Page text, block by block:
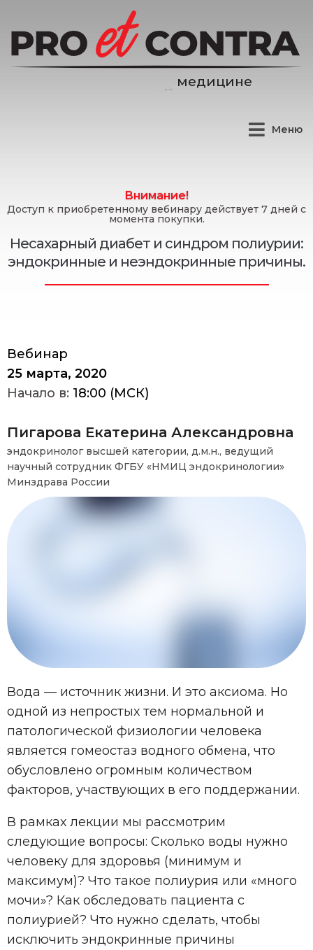
и не
Меню
Внимание!
Доступ к приобретенному вебинару действует 7 дней с
момента покупки.
Несахарный диабет и синдром полиурии:
эндокринные и неэндокринные причины.
Вебинар
25 марта, 2020
Начало в: 18:00 (МСК)
Пигарова Екатерина​ Александровна
эндокринолог высшей категории, д.м.н., ведущий
научный сотрудник ФГБУ «НМИЦ эндокринологии»
Минздрава России
Вода — источник жизни. И это аксиома. Но
одной из непростых тем нормальной и
патологической физиологии человека
является гомеостаз водного обмена, что
обусловлено огромным количеством
факторов, участвующих в его поддержании.
В рамках лекции мы рассмотрим
следующие вопросы: Сколько воды нужно
человеку для здоровья (минимум и
максимум)? Что такое полиурия или «много
мочи»? Как обследовать пациента с
полиурией? Что нужно сделать, чтобы
исключить эндокринные причины